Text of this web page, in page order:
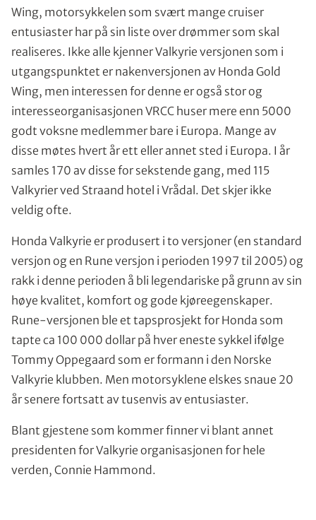
Wing, motorsykkelen som svært mange cruiser
entusiaster har på sin liste over drømmer som skal
realiseres. Ikke alle kjenner Valkyrie versjonen som i
utgangspunktet er nakenversjonen av Honda Gold
Wing, men interessen for denne er også stor og
interesseorganisasjonen VRCC huser mere enn 5000
godt voksne medlemmer bare i Europa. Mange av
disse møtes hvert år ett eller annet sted i Europa. I år
samles 170 av disse for sekstende gang, med 115
Valkyrier ved Straand hotel i Vrådal. Det skjer ikke
veldig ofte.
Honda Valkyrie er produsert i to versjoner (en standard
versjon og en Rune versjon i perioden 1997 til 2005) og
rakk i denne perioden å bli legendariske på grunn av sin
høye kvalitet, komfort og gode kjøreegenskaper.
Rune-versjonen ble et tapsprosjekt for Honda som
tapte ca 100 000 dollar på hver eneste sykkel ifølge
Tommy Oppegaard som er formann i den Norske
Valkyrie klubben. Men motorsyklene elskes snaue 20
år senere fortsatt av tusenvis av entusiaster.
Blant gjestene som kommer finner vi blant annet
presidenten for Valkyrie organisasjonen for hele
verden, Connie Hammond.